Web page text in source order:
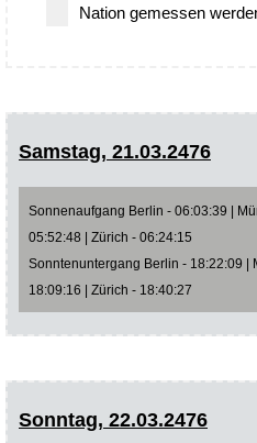
Nation gemessen
Samstag, 21.03.2476
Sonnenaufgang Berlin - 06:03:39 |
05:52:48 | Zürich - 06:24:15
Sonntenuntergang Berlin - 18:22:09 |
18:09:16 | Zürich - 18:40:27
Sonntag, 22.03.2476